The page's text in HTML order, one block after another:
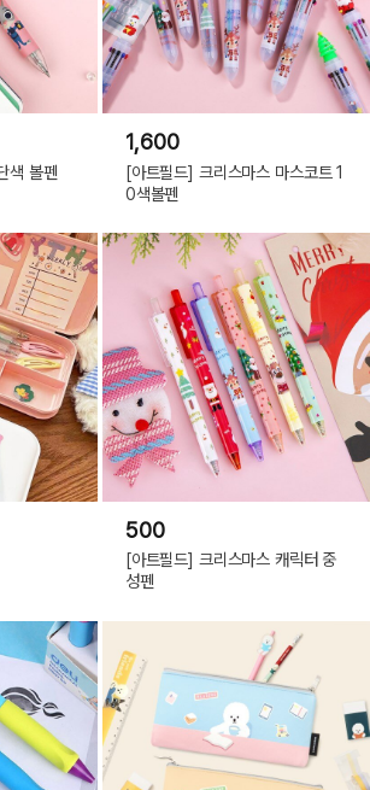
폼폼푸린
색 볼펜
1,600
[아트필드] 크리스마스 마스코트 1
0색볼펜
500
[아트필드] 크리스마스 캐릭터 중
성펜